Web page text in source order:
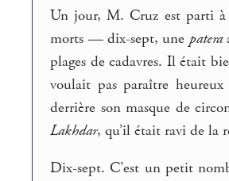
Un jour, M. Cruz est parti à
morts — dix-sept, une patera
plages de cadavres. Il était
voulait pas paraître heureux
derrière son masque de
Lakhdar, qu’il était ravi de la
Dix-sept. C’est un petit